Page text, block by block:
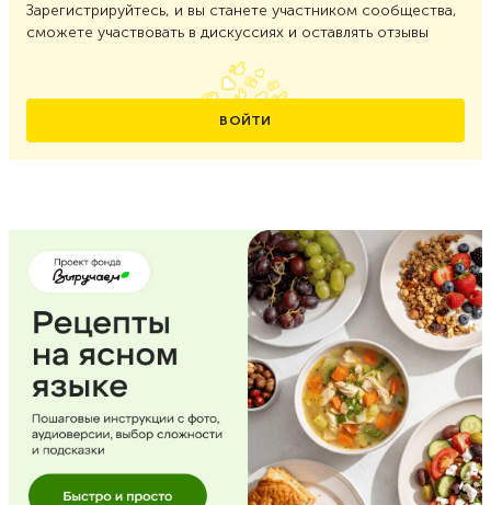
Зарегистрируйтесь, и вы станете участником сообщества,
сможете участвовать в дискуссиях и оставлять отзывы
ВОЙТИ